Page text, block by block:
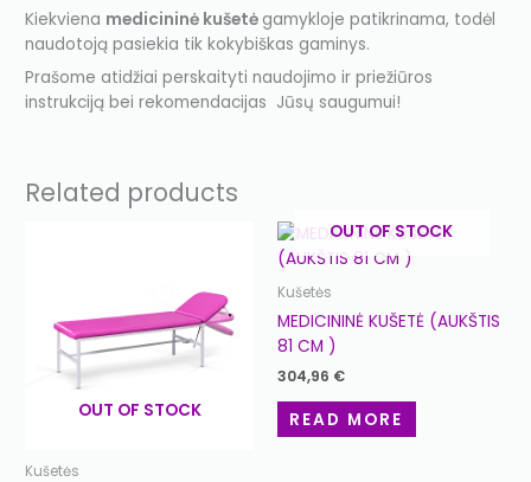
Kiekviena medicininė kušetė gamykloje patikrinama, todėl
naudotoją pasiekia tik kokybiškas gaminys.
Prašome atidžiai perskaityti naudojimo ir priežiūros
instrukciją bei rekomendacijas Jūsų saugumui!
Related products
OUT OF STOCK
Kušetės
OUT OF STOCK
Kušetės
MEDICININĖ KUŠETĖ (AUKŠTIS
81 CM )
304,96 €
READ MORE